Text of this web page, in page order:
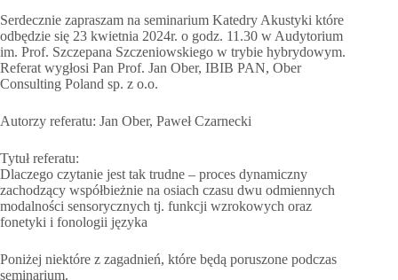
Serdecznie zapraszam na seminarium Katedry Akustyki które
odbędzie się 23 kwietnia 2024r. o godz. 11.30 w Audytorium
im. Prof. Szczepana Szczeniowskiego w trybie hybrydowym.
Referat wygłosi Pan Prof. Jan Ober, IBIB PAN, Ober
Consulting Poland sp. z o.o.
Autorzy referatu: Jan Ober, Paweł Czarnecki
Tytuł referatu:
Dlaczego czytanie jest tak trudne – proces dynamiczny
zachodzący współbieżnie na osiach czasu dwu odmiennych
modalności sensorycznych tj. funkcji wzrokowych oraz
fonetyki i fonologii języka
Poniżej niektóre z zagadnień, które będą poruszone podczas
seminarium.